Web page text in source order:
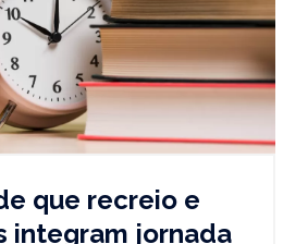
que recreio e
integram jornada